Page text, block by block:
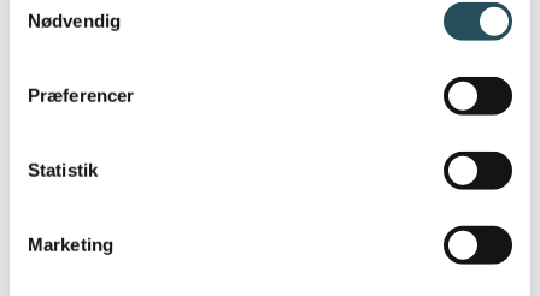
Nødvendig
Præferencer
Statistik
Marketing
GRATIS support til vores